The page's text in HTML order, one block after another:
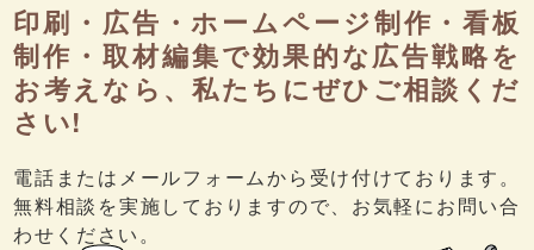
印刷・広告・ホームページ制作・看板
制作・取材編集で効果的な広告戦略を
お考えなら、私たちにぜひご相談くだ
さい!
電話またはメールフォームから受け付けております。
無料相談を実施しておりますので、お気軽にお問い合
わせください。